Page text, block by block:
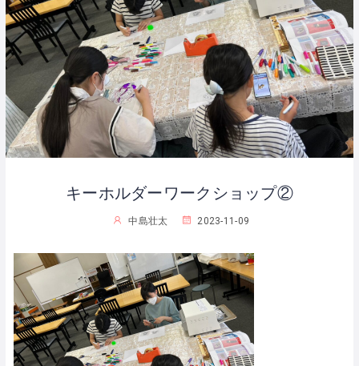
キーホルダーワークショップ②
中島壮太 2023-11-09